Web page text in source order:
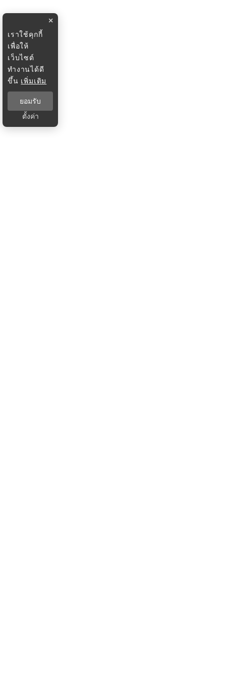
×
เราใช้คุกกี้
เพื่อให้
เว็บไซต์
ทำงานได้ดี
ขึ้น เพิ่มเติม
ยอมรับ
ตั้งค่า